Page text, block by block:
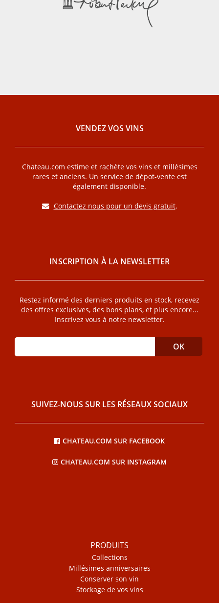
VENDEZ VOS VINS
Chateau.com estime et rachète vos vins et millésimes
rares et anciens. Un service de dépot-vente est
également disponible.
Contactez nous pour un devis gratuit.
INSCRIPTION À LA NEWSLETTER
Restez informé des derniers produits en stock, recevez
des offres exclusives, des bons plans, et plus encore...
Inscrivez vous à notre newsletter.
SUIVEZ-NOUS SUR LES RÉSEAUX SOCIAUX
CHATEAU.COM SUR FACEBOOK
CHATEAU.COM SUR INSTAGRAM
PRODUITS
Collections
Millésimes anniversaires
Conserver son vin
Stockage de vos vins